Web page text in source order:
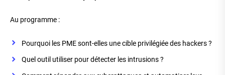
Au programme :
Pourquoi les PME sont-elles une cible privilégiée des hackers ?
Quel outil utiliser pour détecter les intrusions ?